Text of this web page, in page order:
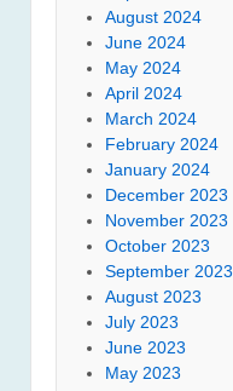
August 2024
June 2024
May 2024
April 2024
March 2024
February 2024
January 2024
December 2023
November 2023
October 2023
September 2023
August 2023
July 2023
June 2023
May 2023